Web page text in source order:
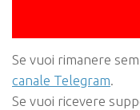
Se vuoi rimanere
canale Telegram.
Se vuoi ricevere